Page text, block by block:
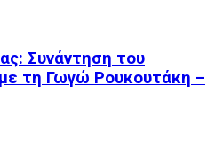
Συνάντηση του
τη Γωγώ Ρουκουτάκη –